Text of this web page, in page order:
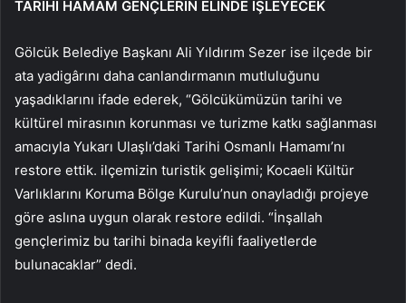
TARİHİ HAMAM GENÇLERİN ELİNDE İŞLEYECEK
Gölcük Belediye Başkanı Ali Yıldırım Sezer ise ilçede bir
ata yadigârını daha canlandırmanın mutluluğunu
yaşadıklarını ifade ederek, “Gölcükümüzün tarihi ve
kültürel mirasının korunması ve turizme katkı sağlanması
amacıyla Yukarı Ulaşlı’daki Tarihi Osmanlı Hamamı’nı
restore ettik. ilçemizin turistik gelişimi; Kocaeli Kültür
Varlıklarını Koruma Bölge Kurulu’nun onayladığı projeye
göre aslına uygun olarak restore edildi. “İnşallah
gençlerimiz bu tarihi binada keyifli faaliyetlerde
bulunacaklar” dedi.